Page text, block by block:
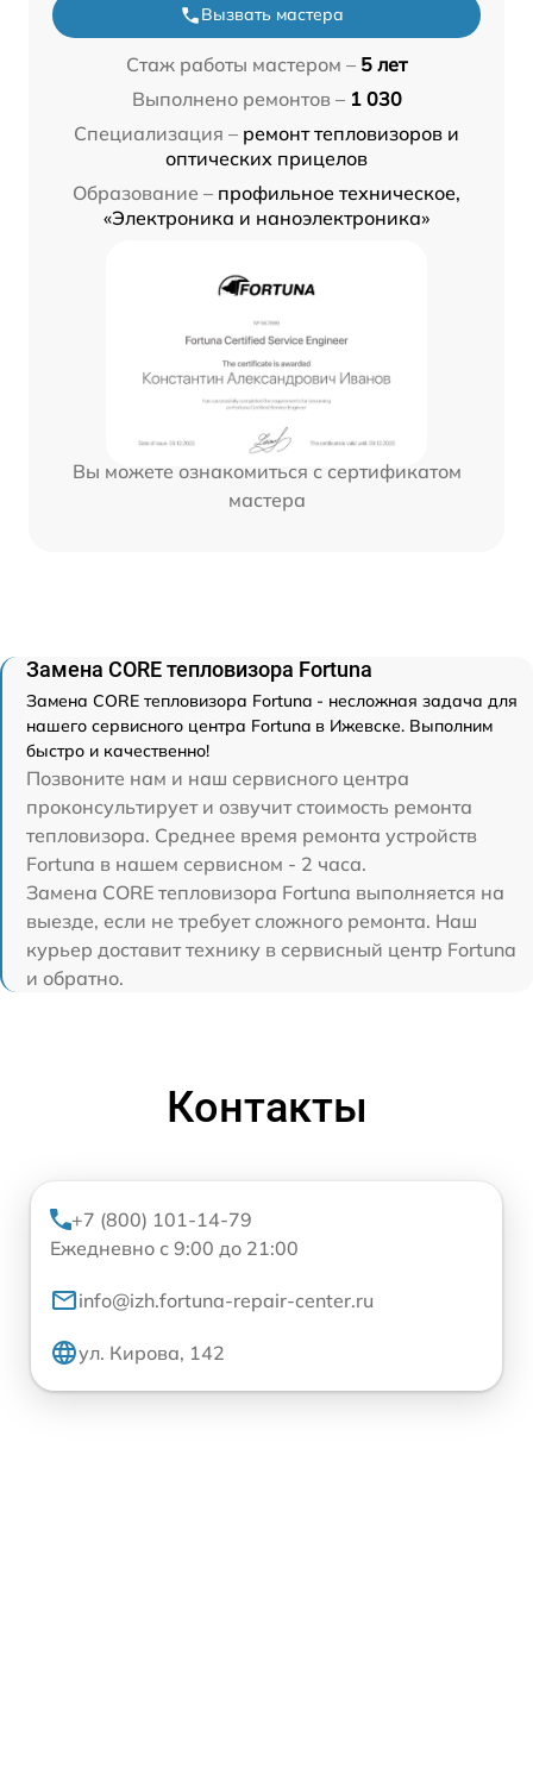
Вызвать мастера
Стаж работы мастером – 5 лет
Выполнено ремонтов – 1 030
Специализация – ремонт тепловизоров и
оптических прицелов
Образование – профильное техническое,
«Электроника и наноэлектроника»
Вы можете ознакомиться с сертификатом
мастера
Замена CORE тепловизора Fortuna
Замена CORE тепловизора Fortuna - несложная задача для
нашего сервисного центра Fortuna в Ижевске. Выполним
быстро и качественно!
Позвоните нам и наш сервисного центра
проконсультирует и озвучит стоимость ремонта
тепловизора. Среднее время ремонта устройств
Fortuna в нашем сервисном - 2 часа.
Замена CORE тепловизора Fortuna выполняется на
выезде, если не требует сложного ремонта. Наш
курьер доставит технику в сервисный центр Fortuna
и обратно.
Контакты
+7 (800) 101-14-79
Ежедневно с 9:00 до 21:00
info@izh.fortuna-repair-center.ru
ул. Кирова, 142